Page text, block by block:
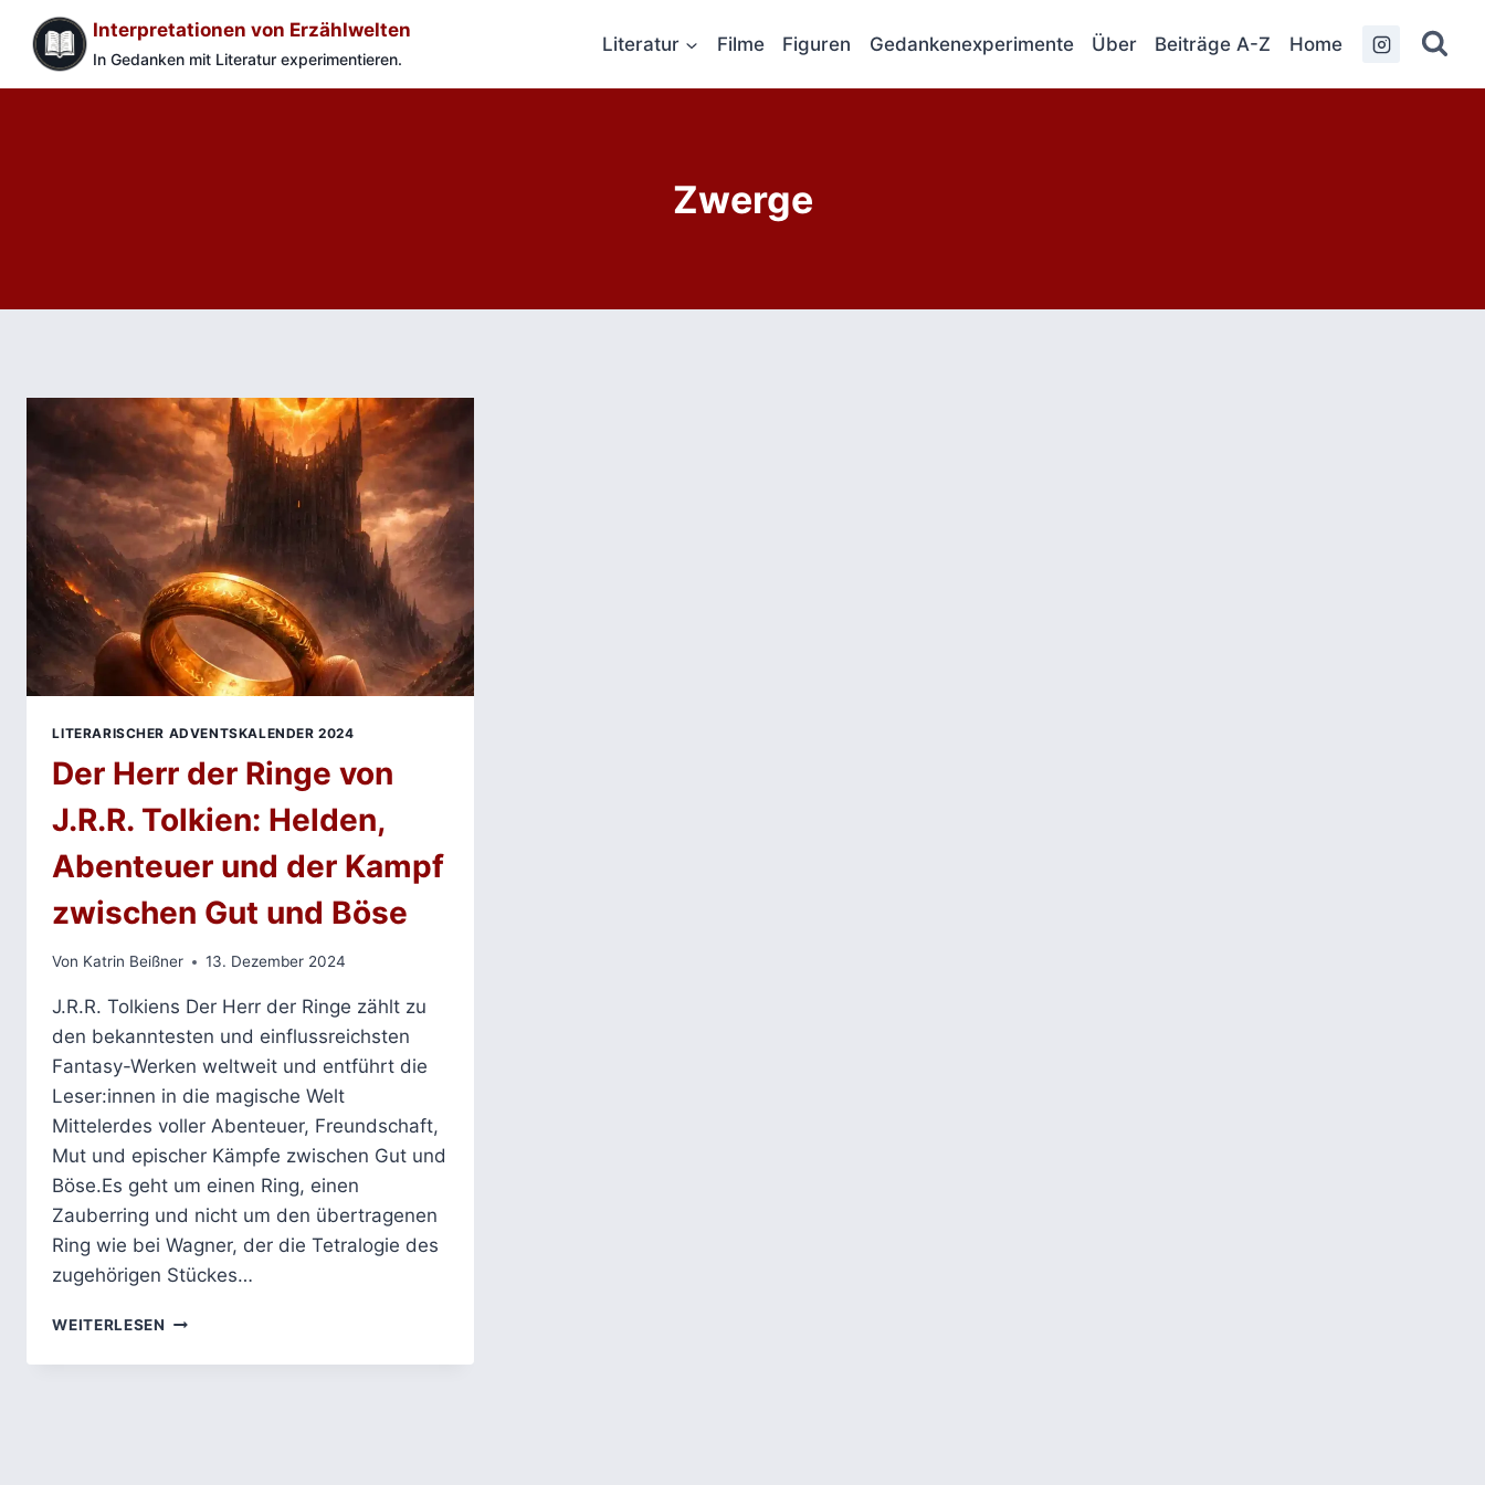
Inhalt
springen
Interpretationen von Erzählwelten
In Gedanken mit Literatur experimentieren.
Literatur Filme Figuren Gedankenexperimente Über Beiträge A-Z Home
Zwerge
LITERARISCHER ADVENTSKALENDER 2024
Der Herr der Ringe von
J.R.R. Tolkien: Helden,
Abenteuer und der Kampf
zwischen Gut und Böse
Von Katrin Beißner 13. Dezember 2024
J.R.R. Tolkiens Der Herr der Ringe zählt zu
den bekanntesten und einflussreichsten
Fantasy-Werken weltweit und entführt die
Leser:innen in die magische Welt
Mittelerdes voller Abenteuer, Freundschaft,
Mut und epischer Kämpfe zwischen Gut und
Böse.Es geht um einen Ring, einen
Zauberring und nicht um den übertragenen
Ring wie bei Wagner, der die Tetralogie des
zugehörigen Stückes…
WEITERLESEN DER
DER